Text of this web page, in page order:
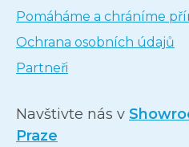
Pomáháme a chráníme
Ochrana osobních údajů
Partneři
Navštivte nás v
Praze